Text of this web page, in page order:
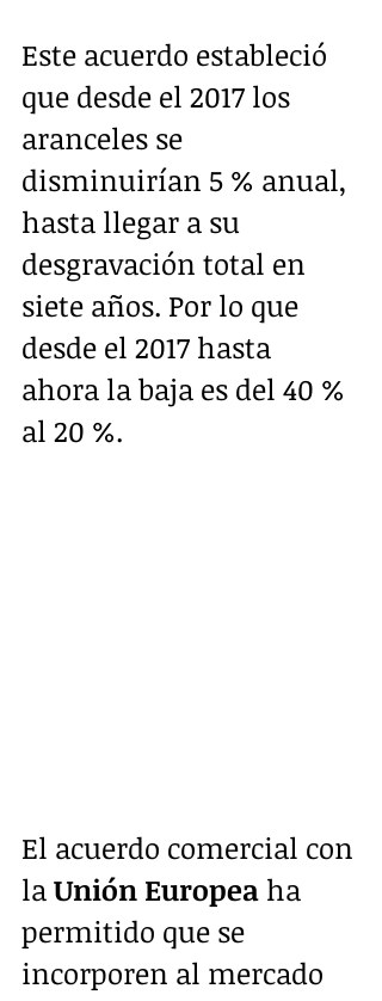
Este acuerdo estableció
que desde el 2017 los
aranceles se
disminuirían 5 % anual,
hasta llegar a su
desgravación total en
siete años. Por lo que
desde el 2017 hasta
ahora la baja es del 40 %
al 20 %.
El acuerdo comercial con
la Unión Europea ha
permitido que se
incorporen al mercado